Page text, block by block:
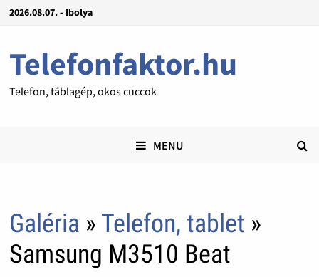
2026.08.07. - Ibolya
Telefonfaktor.hu
Telefon, táblagép, okos cuccok
MENU
Galéria » Telefon, tablet »
Samsung M3510 Beat